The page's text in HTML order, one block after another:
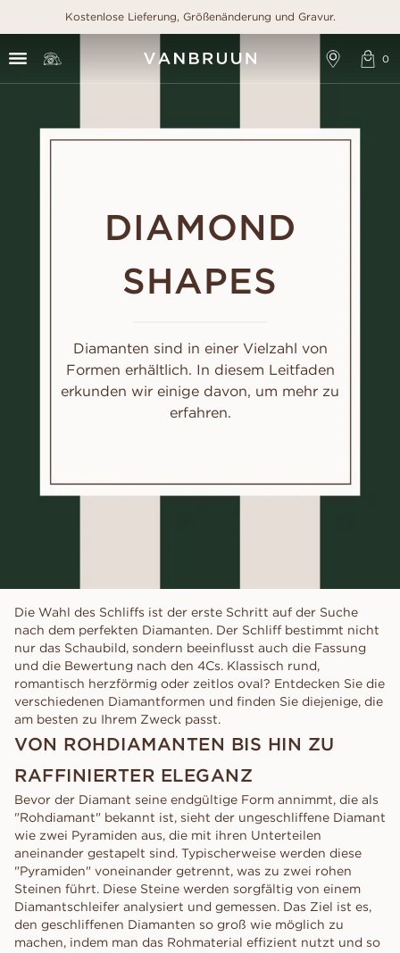
Kostenlose Lieferung, Größenänderung und Gravur.
DIAMOND
SHAPES
Diamanten sind in einer Vielzahl von
Formen erhältlich. In diesem Leitfaden
erkunden wir einige davon, um mehr zu
erfahren.
Die Wahl des Schliffs ist der erste Schritt auf der Suche
nach dem perfekten Diamanten. Der Schliff bestimmt nicht
nur das Schaubild, sondern beeinflusst auch die Fassung
und die Bewertung nach den 4Cs. Klassisch rund,
romantisch herzförmig oder zeitlos oval? Entdecken Sie die
verschiedenen Diamantformen und finden Sie diejenige, die
am besten zu Ihrem Zweck passt.
VON ROHDIAMANTEN BIS HIN ZU
RAFFINIERTER ELEGANZ
Bevor der Diamant seine endgültige Form annimmt, die als
"Rohdiamant" bekannt ist, sieht der ungeschliffene Diamant
wie zwei Pyramiden aus, die mit ihren Unterteilen
aneinander gestapelt sind. Typischerweise werden diese
"Pyramiden" voneinander getrennt, was zu zwei rohen
Steinen führt. Diese Steine werden sorgfältig von einem
Diamantschleifer analysiert und gemessen. Das Ziel ist es,
den geschliffenen Diamanten so groß wie möglich zu
machen, indem man das Rohmaterial effizient nutzt und so